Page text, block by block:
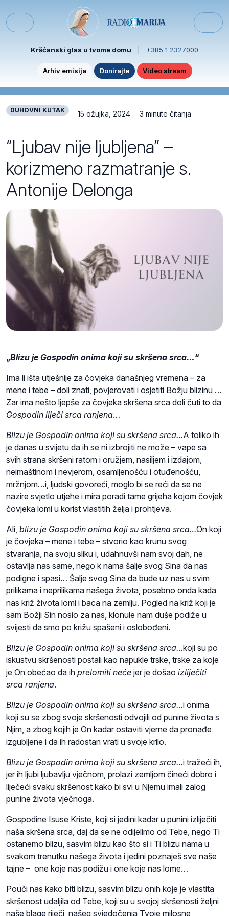
Menu
Kršćanski glas u tvome domu +385 1 2327000
Arhiv emisija Donirajte Video stream
DUHOVNI KUTAK 15 ožujka, 2024 3 minute čitanja
“Ljubav nije ljubljena” –
korizmeno razmatranje s.
Antonije Delonga
„Blizu je Gospodin onima koji su skršena srca…“
Ima li išta utješnije za čovjeka današnjeg vremena – za
mene i tebe – doli znati, povjerovati i osjetiti Božju blizinu …
Zar ima nešto ljepše za čovjeka skršena srca doli čuti to da
Gospodin liječi srca ranjena…
Blizu je Gospodin onima koji su skršena srca…A toliko ih
je danas u svijetu da ih se ni izbrojiti ne može – vape sa
svih strana skršeni ratom i oružjem, nasiljem i izdajom,
neimaštinom i nevjerom, osamljenošću i otuđenošću,
mržnjom…i, ljudski govoreći, moglo bi se reći da se ne
nazire svjetlo utjehe i mira poradi tame grijeha kojom čovjek
čovjeka lomi u korist vlastitih želja i prohtjeva.
Ali, blizu je Gospodin onima koji su skršena srca…On koji
je čovjeka – mene i tebe – stvorio kao krunu svog
stvaranja, na svoju sliku i, udahnuvši nam svoj dah, ne
ostavlja nas same, nego k nama šalje svog Sina da nas
podigne i spasi… Šalje svog Sina da bude uz nas u svim
prilikama i neprilikama našega života, posebno onda kada
nas križ života lomi i baca na zemlju. Pogled na križ koji je
sam Božji Sin nosio za nas, klonule nam duše podiže u
svijesti da smo po križu spašeni i oslobođeni.
Blizu je Gospodin onima koji su skršena srca…koji su po
iskustvu skršenosti postali kao napukle trske, trske za koje
je On obećao da ih prelomiti neće jer je došao izliječiti
srca ranjena.
Blizu je Gospodin onima koji su skršena srca…i onima
koji su se zbog svoje skršenosti odvojili od punine života s
Njim, a zbog kojih je On kadar ostaviti vjerne da pronađe
izgubljene i da ih radostan vrati u svoje krilo.
Blizu je Gospodin onima koji su skršena srca…i tražeći ih,
jer ih ljubi ljubavlju vječnom, prolazi zemljom čineći dobro i
liječeći svaku skršenost kako bi svi u Njemu imali zalog
punine života vječnoga.
Gospodine Isuse Kriste, koji si jedini kadar u punini izliječiti
naša skršena srca, daj da se ne odijelimo od Tebe, nego Ti
ostanemo blizu, sasvim blizu kao što si i Ti blizu nama u
svakom trenutku našega života i jedini poznaješ sve naše
tajne – one koje nas podižu i one koje nas lome…
Pouči nas kako biti blizu, sasvim blizu onih koje je vlastita
skršenost udaljila od Tebe, koji su u svojoj skršenosti željni
naše blage riječi, našeg svjedočenja Tvoje milosne